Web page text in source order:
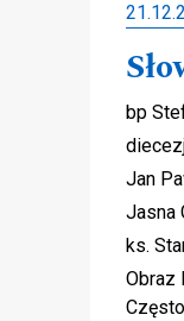
bp
Jan
Jasna
ks.
Obraz